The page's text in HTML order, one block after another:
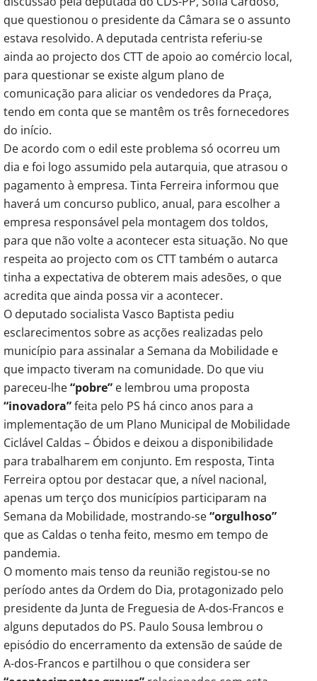
que questionou o presidente da Câmara se o assunto
estava resolvido. A deputada centrista referiu-se
ainda ao projecto dos CTT de apoio ao comércio local,
para questionar se existe algum plano de
comunicação para aliciar os vendedores da Praça,
tendo em conta que se mantêm os três fornecedores
do início.
De acordo com o edil este problema só ocorreu um
dia e foi logo assumido pela autarquia, que atrasou o
pagamento à empresa. Tinta Ferreira informou que
haverá um concurso publico, anual, para escolher a
empresa responsável pela montagem dos toldos,
para que não volte a acontecer esta situação. No que
respeita ao projecto com os CTT também o autarca
tinha a expectativa de obterem mais adesões, o que
acredita que ainda possa vir a acontecer.
O deputado socialista Vasco Baptista pediu
esclarecimentos sobre as acções realizadas pelo
município para assinalar a Semana da Mobilidade e
que impacto tiveram na comunidade. Do que viu
pareceu-lhe“pobre” e lembrou uma proposta
“inovadora”feita pelo PS há cinco anos para a
implementação de um Plano Municipal de Mobilidade
Ciclável Caldas – Óbidos e deixou a disponibilidade
para trabalharem em conjunto. Em resposta, Tinta
Ferreira optou por destacar que, a nível nacional,
apenas um terço dos municípios participaram na
Semana da Mobilidade, mostrando-se“orgulhoso”
que as Caldas o tenha feito, mesmo em tempo de
pandemia.
O momento mais tenso da reunião registou-se no
período antes da Ordem do Dia, protagonizado pelo
presidente da Junta de Freguesia de A-dos-Francos e
alguns deputados do PS. Paulo Sousa lembrou o
episódio do encerramento da extensão de saúde de
A-dos-Francos e partilhou o que considera ser